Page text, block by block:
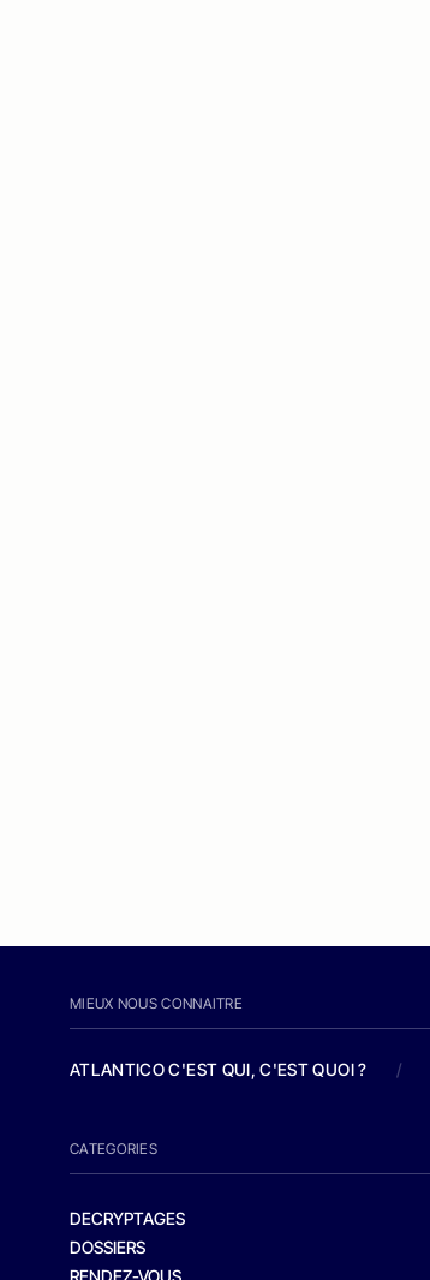
MIEUX NOUS CONNAITRE
ATLANTICO C'EST QUI, C'EST QUOI ? /
CATEGORIES
DECRYPTAGES
DOSSIERS
RENDEZ-VOUS